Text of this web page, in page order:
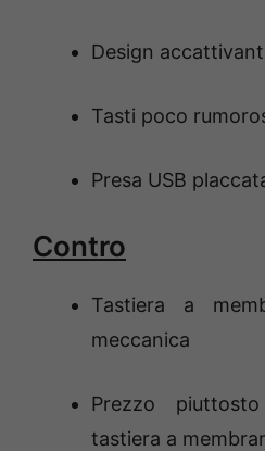
Design
Tasti poco
Presa USB
Contro
Tastiera a
meccanica
Prezzo
tastiera a